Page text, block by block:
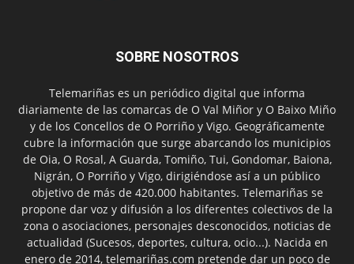
SOBRE NOSOTROS
Telemariñas es un periódico digital que informa
diariamente de las comarcas de O Val Miñor y O Baixo Miño
y de los Concellos de O Porriño y Vigo. Geográficamente
cubre la información que surge abarcando los municipios
de Oia, O Rosal, A Guarda, Tomiño, Tui, Gondomar, Baiona,
Nigrán, O Porriño y Vigo, dirigiéndose así a un público
objetivo de más de 420.000 habitantes. Telemariñas se
propone dar voz y difusión a los diferentes colectivos de la
zona o asociaciones, personajes desconocidos, noticias de
actualidad (Sucesos, deportes, cultura, ocio...). Nacida en
enero de 2014, telemariñas.com pretende dar un poco de